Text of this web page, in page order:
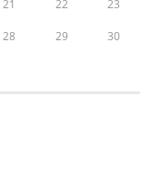
21 22 23
28 29 30